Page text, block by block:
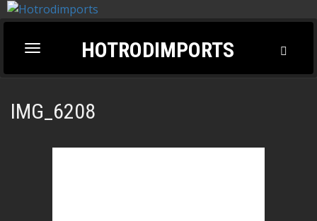
Toggle
navigation
HOTRODIMPORTS
IMG_6208